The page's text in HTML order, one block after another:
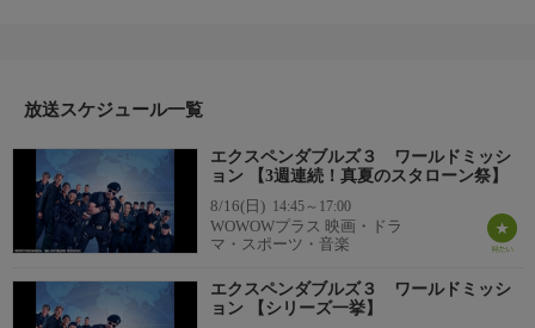
バーニー率いる傭兵軍団“エクスペンダブルズ”はCIAのドラマー
指すが、ミンズは昔ロスとたもとを分かち、亡くなったと考えら
れていた“エクスペンダブルズ”初期メンバーのストーンバンクス
だった。彼に逃げられたバーニーは彼の危険さを熟知するゆ
え、“エクスペンダブルズ”の解散を宣言し、命知らずの若い傭兵
放送スケジュール一覧
エクスペンダブルズ３ ワールドミッシ
ョン 【3週連続！真夏のスタローン祭】
8/16(日) 14:45～17:00
WOWOWプラス 映画・ドラ
マ・スポーツ・音楽
エクスペンダブルズ３ ワールドミッシ
ョン 【シリーズ一挙】